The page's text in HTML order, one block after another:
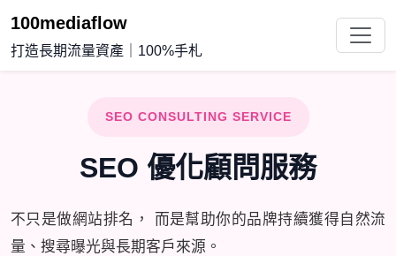
100mediaflow
打造長期流量資產｜100%手札
SEO CONSULTING SERVICE
SEO 優化顧問服務
不只是做網站排名， 而是幫助你的品牌持續獲得自然流
量、搜尋曝光與長期客戶來源。